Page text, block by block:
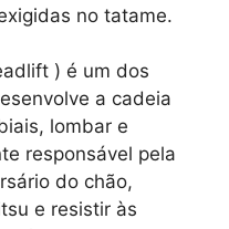
no tatame.
) é um dos
a cadeia
lombar e
responsável pela
do chão,
e resistir às